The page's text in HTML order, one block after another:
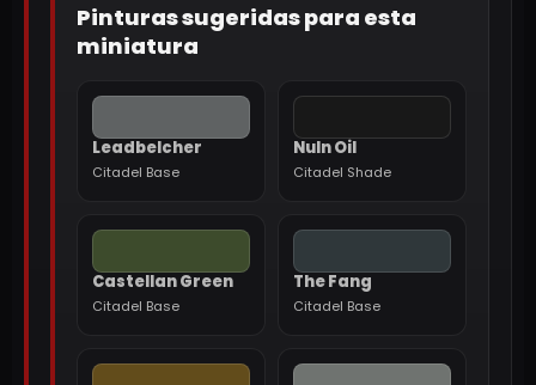
Pinturas sugeridas para esta
miniatura
Leadbelcher
Citadel Base
Nuln Oil
Citadel Shade
Castellan Green
Citadel Base
The Fang
Citadel Base